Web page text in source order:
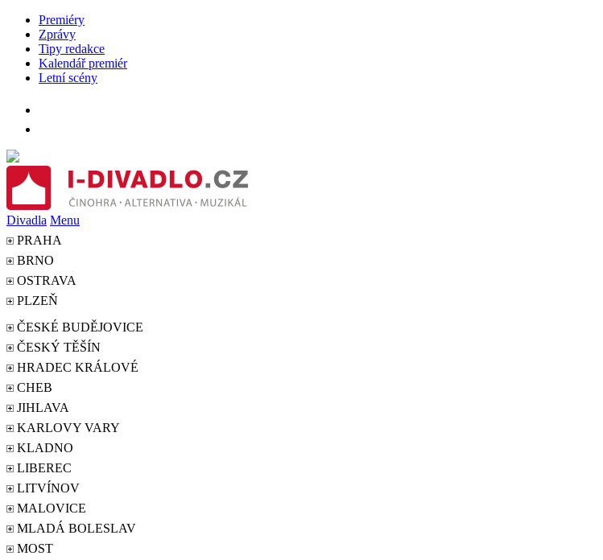
Premiéry
Zprávy
Tipy redakce
Kalendář premiér
Letní scény
Divadla Menu
PRAHA
BRNO
OSTRAVA
PLZEŇ
ČESKÉ BUDĚJOVICE
ČESKÝ TĚŠÍN
HRADEC KRÁLOVÉ
CHEB
JIHLAVA
KARLOVY VARY
KLADNO
LIBEREC
LITVÍNOV
MALOVICE
MLADÁ BOLESLAV
MOST